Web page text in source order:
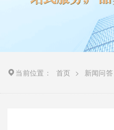
当前位置： 首页 > 新闻问答